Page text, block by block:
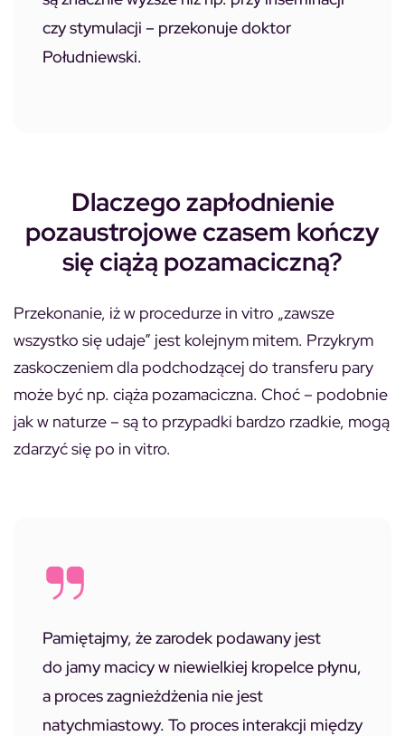
czy stymulacji – przekonuje doktor
Południewski.
Dlaczego zapłodnienie
pozaustrojowe czasem kończy
się ciążą pozamaciczną?
Przekonanie, iż w procedurze in vitro „zawsze
wszystko się udaje” jest kolejnym mitem. Przykrym
zaskoczeniem dla podchodzącej do transferu pary
może być np. ciąża pozamaciczna. Choć – podobnie
jak w naturze – są to przypadki bardzo rzadkie, mogą
zdarzyć się po in vitro.
Pamiętajmy, że zarodek podawany jest
do jamy macicy w niewielkiej kropelce płynu,
a proces zagnieżdżenia nie jest
natychmiastowy. To proces interakcji między